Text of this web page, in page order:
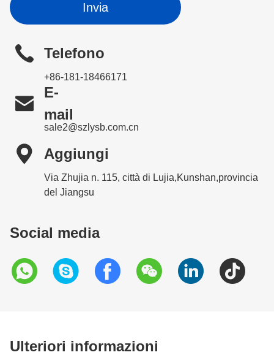
Invia
Telefono
+86-181-18466171

E-
mail
sale2@szlysb.com.cn
 Aggiungi
Via Zhujia n. 115, città di Lujia,Kunshan,provincia
del Jiangsu
Social media
Ulteriori informazioni